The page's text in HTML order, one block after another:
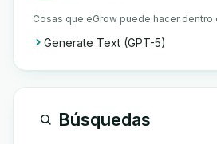
Cosas que eGrow puede hacer dentro
Generate Text (GPT-5)
Búsquedas